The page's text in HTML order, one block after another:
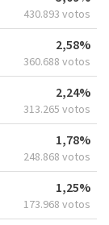
430.893 votos
2,58%
360.688 votos
2,24%
313.265 votos
1,78%
248.868 votos
1,25%
173.968 votos